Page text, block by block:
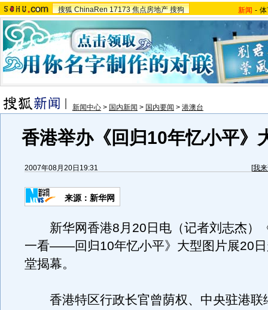
搜狐 ChinaRen 17173 焦点房地产 搜狗 新闻 -
新闻中心 > 国内新闻 > 国内要闻 > 港澳台
香港举办《回归10年忆小平》
2007年08月20日19:31 [我
来源：新华网
新华网香港8月20日电（记者刘志杰）
一看——回归10年忆小平》大型图片展20
堂揭幕。
香港特区行政长官曾荫权、中央驻港联